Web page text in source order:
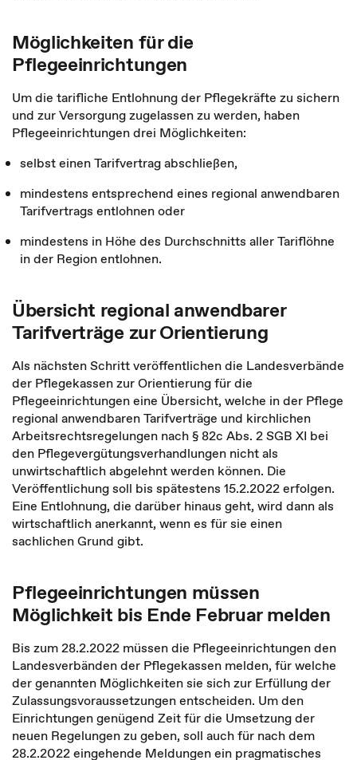
Möglichkeiten für die
Pflegeeinrichtungen
Um die tarifliche Entlohnung der Pflegekräfte zu sichern
und zur Versorgung zugelassen zu werden, haben
Pflegeeinrichtungen drei Möglichkeiten:
selbst einen Tarifvertrag abschließen,
mindestens entsprechend eines regional anwendbaren
Tarifvertrags entlohnen oder
mindestens in Höhe des Durchschnitts aller Tariflöhne
in der Region entlohnen.
Übersicht regional anwendbarer
Tarifverträge zur Orientierung
Als nächsten Schritt veröffentlichen die Landesverbände
der Pflegekassen zur Orientierung für die
Pflegeeinrichtungen eine Übersicht, welche in der Pflege
regional anwendbaren Tarifverträge und kirchlichen
Arbeitsrechtsregelungen nach § 82c Abs. 2 SGB XI bei
den Pflegevergütungsverhandlungen nicht als
unwirtschaftlich abgelehnt werden können. Die
Veröffentlichung soll bis spätestens 15.2.2022 erfolgen.
Eine Entlohnung, die darüber hinaus geht, wird dann als
wirtschaftlich anerkannt, wenn es für sie einen
sachlichen Grund gibt.
Pflegeeinrichtungen müssen
Möglichkeit bis Ende Februar melden
Bis zum 28.2.2022 müssen die Pflegeeinrichtungen den
Landesverbänden der Pflegekassen melden, für welche
der genannten Möglichkeiten sie sich zur Erfüllung der
Zulassungsvoraussetzungen entscheiden. Um den
Einrichtungen genügend Zeit für die Umsetzung der
neuen Regelungen zu geben, soll auch für nach dem
28.2.2022 eingehende Meldungen ein pragmatisches